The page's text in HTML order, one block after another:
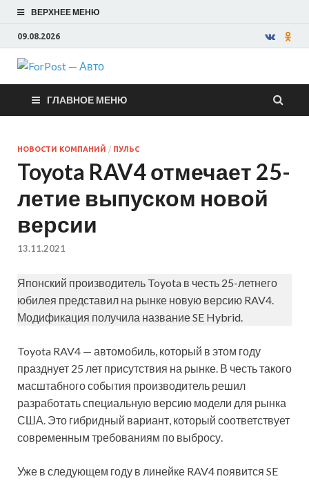
ВЕРХНЕЕ МЕНЮ
09.08.2026
ForPost —
Авто
ГЛАВНОЕ МЕНЮ
НОВОСТИ КОМПАНИЙ / ПУЛЬС
Toyota RAV4 отмечает 25-
летие выпуском новой
версии
13.11.2021
Японский производитель Toyota в честь 25-летнего
юбилея представил на рынке новую версию RAV4.
Модификация получила название SE Hybrid.
Toyota RAV4 — автомобиль, который в этом году
празднует 25 лет присутствия на рынке. В честь такого
масштабного события производитель решил
разработать специальную версию модели для рынка
США. Это гибридный вариант, который соответствует
современным требованиям по выбросу.
Уже в следующем году в линейке RAV4 появится SE